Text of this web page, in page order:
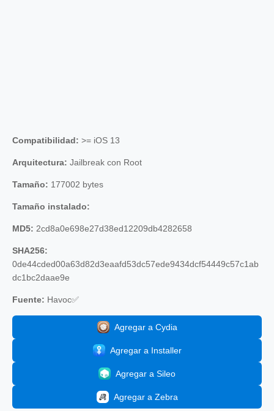
Compatibilidad: >= iOS 13
Arquitectura: Jailbreak con Root
Tamaño: 177002 bytes
Tamaño instalado:
MD5: 2cd8a0e698e27d38ed12209db4282658
SHA256:
0de44cded00a63d82d3eaafd53dc57ede9434dcf54449c57c1ab
dc1bc2daae9e
Fuente: Havoc✅
Agregar a Cydia
Agregar a Installer
Agregar a Sileo
Agregar a Zebra